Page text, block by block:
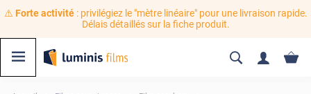
⚠️ Forte activité: privilégiez le "mètre linéaire" pour une livraison rapide.
Délais détaillés sur la fiche produit.